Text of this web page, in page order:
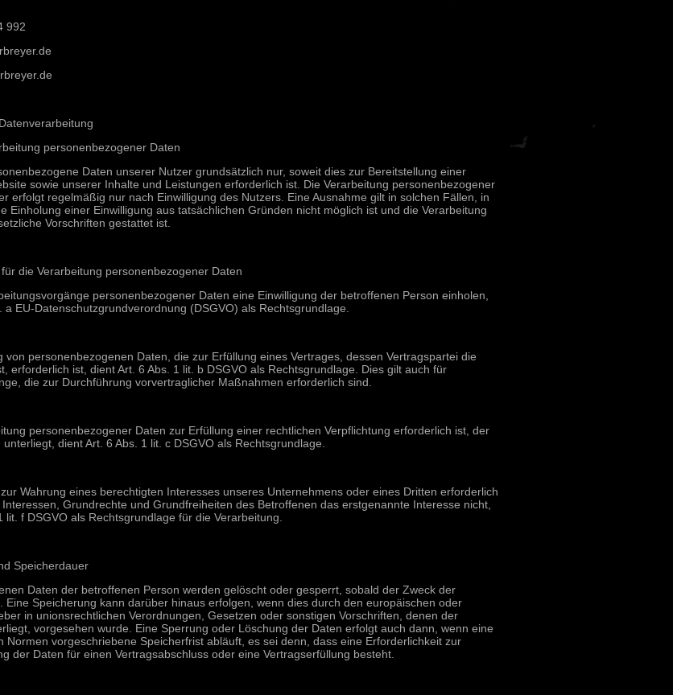
992
personenbezogener Daten
Daten unserer Nutzer grundsätzlich nur, soweit dies zur Bereitstellung einer
sowie unserer Inhalte und Leistungen erforderlich ist. Die Verarbeitung personenbezogener
erfolgt regelmäßig nur nach Einwilligung des Nutzers. Eine Ausnahme gilt in solchen Fällen, in
Einholung einer Einwilligung aus tatsächlichen Gründen nicht möglich ist und die Verarbeitung
Vorschriften gestattet ist.
die Verarbeitung personenbezogener Daten
personenbezogener Daten eine Einwilligung der betroffenen Person einholen,
a EU-Datenschutzgrundverordnung (DSGVO) als Rechtsgrundlage.
von personenbezogenen Daten, die zur Erfüllung eines Vertrages, dessen Vertragspartei die
erforderlich ist, dient Art. 6 Abs. 1 lit. b DSGVO als Rechtsgrundlage. Dies gilt auch für
die zur Durchführung vorvertraglicher Maßnahmen erforderlich sind.
personenbezogener Daten zur Erfüllung einer rechtlichen Verpflichtung erforderlich ist, der
dient Art. 6 Abs. 1 lit. c DSGVO als Rechtsgrundlage.
Wahrung eines berechtigten Interesses unseres Unternehmens oder eines Dritten erforderlich
Grundrechte und Grundfreiheiten des Betroffenen das erstgenannte Interesse nicht,
lit. f DSGVO als Rechtsgrundlage für die Verarbeitung.
Speicherdauer
Daten der betroffenen Person werden gelöscht oder gesperrt, sobald der Zweck der
Eine Speicherung kann darüber hinaus erfolgen, wenn dies durch den europäischen oder
in unionsrechtlichen Verordnungen, Gesetzen oder sonstigen Vorschriften, denen der
vorgesehen wurde. Eine Sperrung oder Löschung der Daten erfolgt auch dann, wenn eine
Normen vorgeschriebene Speicherfrist abläuft, es sei denn, dass eine Erforderlichkeit zur
der Daten für einen Vertragsabschluss oder eine Vertragserfüllung besteht.